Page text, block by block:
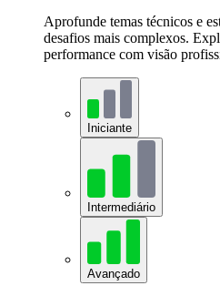
Aprofunde temas técnicos e
desafios mais complexos.
performance com visão
Iniciante
Intermediário
Avançado